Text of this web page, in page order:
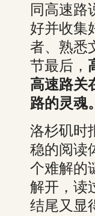
同高速
好并收集
者、熟悉
节最后，
高速路关
路的灵魂。
洛杉矶时
稳的阅读
个难解的
解开，读
结尾又显